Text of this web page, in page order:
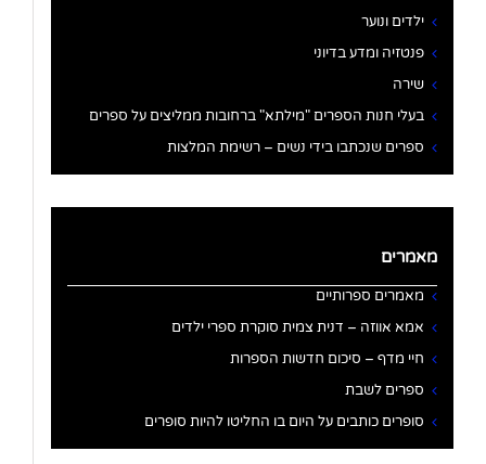
ילדים ונוער
פנטזיה ומדע בדיוני
שירה
בעלי חנות הספרים "מילתא" ברחובות ממליצים על ספרים
ספרים שנכתבו בידי נשים – רשימת המלצות
מאמרים
מאמרים ספרותיים
אמא אווזה – דנית צמית סוקרת ספרי ילדים
חיי מדף – סיכום חדשות הספרות
ספרים לשבת
סופרים כותבים על היום בו החליטו להיות סופרים